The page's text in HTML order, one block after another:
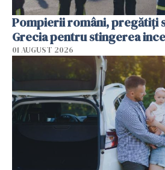
Pompierii români, pregătiţi
Grecia pentru stingerea
01 AUGUST 2026